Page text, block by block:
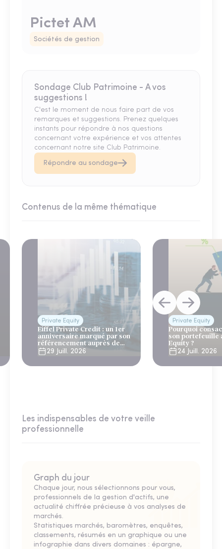
Pictet AM
Sociétés de gestion
Sondage Club Patrimoine - A vos
suggestions !
C'est le moment de nous faire part de vos
remarques et suggestions. Prenez quelques
instants pour répondre à nos questions
concernant votre expérience et vos attentes
concernant notre site Club Patrimoine.
Répondre au sondage
Contenus de la même thématique
Private Equity
Eiffel Private Credit : un 1er
anniversaire marqué par son
référencement auprès de
Generali et AG2R la Mondiale
29 Juill. 2026
Private Equity
Pourquoi
son portefeuille
Equity ?
24 Juill. 2026
Les indispensables de votre veille
professionnelle
Graph du jour
Chaque jour, nous sélectionnons pour vous,
professionnels de la gestion d'actifs, une
actualité chiffrée précieuse à vos analyses de
marchés.
Statistiques marchés, baromètres, enquêtes,
classements, résumés en un graphique ou une
infographie dans divers domaines : épargne,